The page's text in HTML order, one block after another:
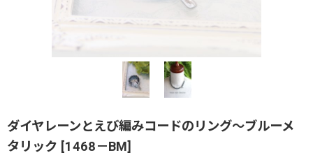
ダイヤレーンとえび編みコードのリング〜ブルーメ
タリック [1468－BM]